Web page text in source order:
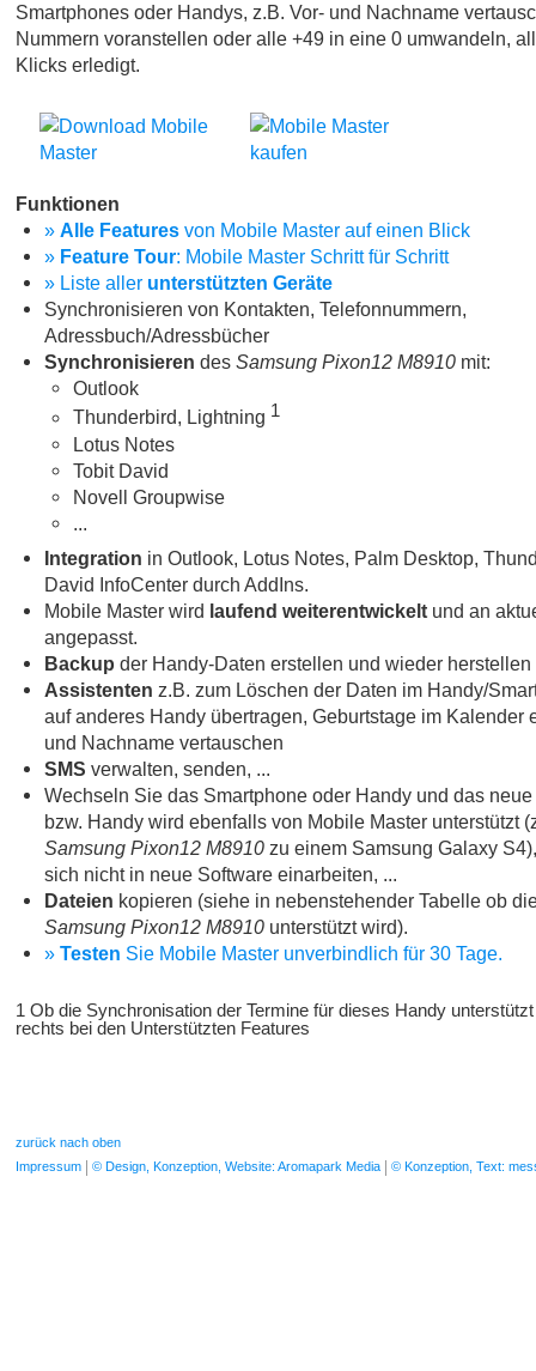
Smartphones oder Handys, z.B. Vor- und Nachname
Nummern voranstellen oder alle +49 in eine 0 umwandeln,
Klicks erledigt.
Funktionen
» Alle Features von Mobile Master auf einen Blick
» Feature Tour: Mobile Master Schritt für Schritt
» Liste aller unterstützten Geräte
Synchronisieren von Kontakten, Telefonnummern,
Adressbuch/Adressbücher
Synchronisieren des Samsung Pixon12 M8910 mit:
Outlook
Thunderbird, Lightning 1
Lotus Notes
Tobit David
Novell Groupwise
...
Integration in Outlook, Lotus Notes, Palm Desktop,
David InfoCenter durch AddIns.
Mobile Master wird laufend weiterentwickelt und an
angepasst.
Backup der Handy-Daten erstellen und wieder herstellen
Assistenten z.B. zum Löschen der Daten im Handy/
auf anderes Handy übertragen, Geburtstage im Kalender
und Nachname vertauschen
SMS verwalten, senden, ...
Wechseln Sie das Smartphone oder Handy und das
bzw. Handy wird ebenfalls von Mobile Master unterstützt
Samsung Pixon12 M8910 zu einem Samsung Galaxy
sich nicht in neue Software einarbeiten, ...
Dateien kopieren (siehe in nebenstehender Tabelle ob
Samsung Pixon12 M8910 unterstützt wird).
» Testen Sie Mobile Master unverbindlich für 30 Tage.
1 Ob die Synchronisation der Termine für dieses Handy
rechts bei den Unterstützten Features
zurück nach oben
Impressum
© Design, Konzeption, Website: Aromapark Media © Konzeption, Text: